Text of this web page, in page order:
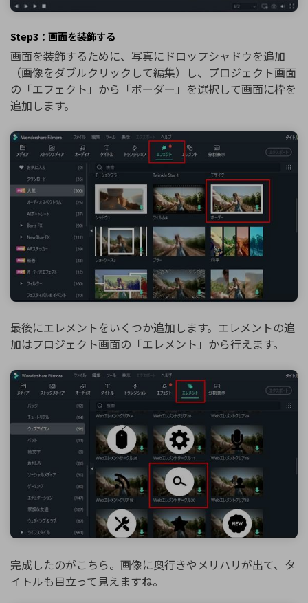
Step3：画面を装飾する
画面を装飾するために、写真にドロップシャドウを追加
（画像をダブルクリックして編集）し、プロジェクト画面
の「エフェクト」から「ボーダー」を選択して画面に枠を
追加します。
最後にエレメントをいくつか追加します。エレメントの追
加はプロジェクト画面の「エレメント」から行えます。
完成したのがこちら。画像に奥行きやメリハリが出て、タ
イトルも目立って見えますね。